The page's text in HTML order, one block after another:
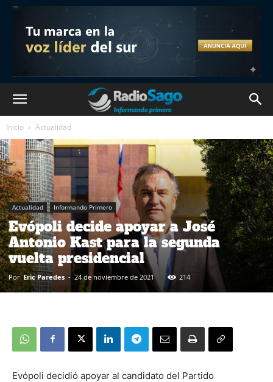
Inicio Actualidad
Actualidad Informando Primero
Evópoli decide apoyar a José
Antonio Kast para la segunda
vuelta presidencial
Por Eric Paredes - 24 de noviembre de 2021 214
Evópoli decidió apoyar al candidato del Partido